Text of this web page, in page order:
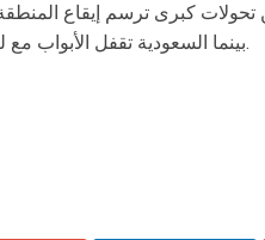
كبرى ترسم إيقاع المنطقة،
بينما السعودية تقفل الأبواب مع لبنان، ولا تعلم ما سيكون الحال عليه بعد تطورات اليمن.